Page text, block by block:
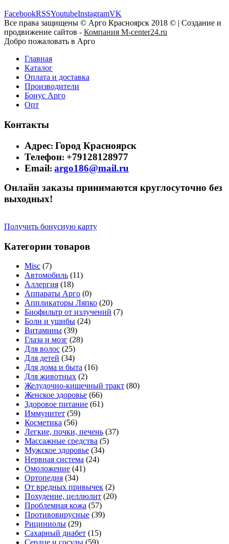
FacebookRSSYoutubeInstagramVK
Все права защищены © Арго Красноярск 2018 © | Создание и
продвижение сайтов - Компания M-center24.ru
Добро пожаловать в Арго
Главная
Каталог
Оплата и доставка
Производители
Бонус Арго
Опт
Контакты
Адрес: Город Красноярск
Телефон: +79128128977
Email: argo186@mail.ru
Онлайн заказы принимаются круглосуточно без
выходных!
Получить бонусную карту
Категории товаров
Misc (7)
Автомобиль (11)
Аллергия (18)
Аппараты Арго (0)
Аппликаторы Ляпко (20)
Биофильтр от излучений (7)
Боли и ушибы (24)
Витамины (39)
Глаза и мозг (28)
Для волос (25)
Для детей (34)
Для дома и быта (16)
Для животных (2)
Желудочно-кишечный тракт (80)
Женское здоровье (66)
Здоровое питание (61)
Иммунитет (59)
Косметика (56)
Легкие, почки, печень (37)
Массажные средства (5)
Мужское здоровье (34)
Нервная система (24)
Омоложение (41)
Ортопедия (34)
От вредных привычек (2)
Похудение, целлюлит (20)
Проблемная кожа (57)
Противовирусные (39)
Рициниолы (29)
Сахарный диабет (15)